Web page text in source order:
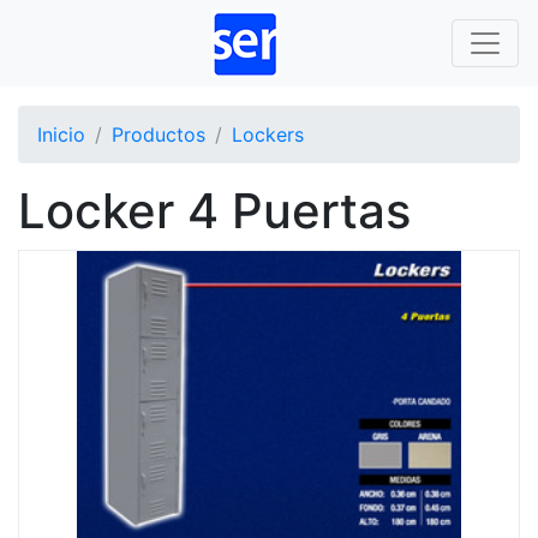
Inicio Productos Lockers
Locker 4 Puertas